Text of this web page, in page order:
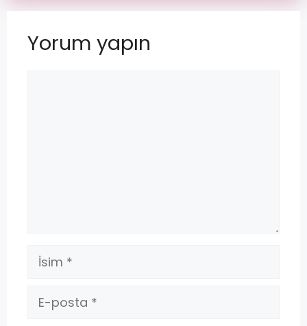
Yorum yapın